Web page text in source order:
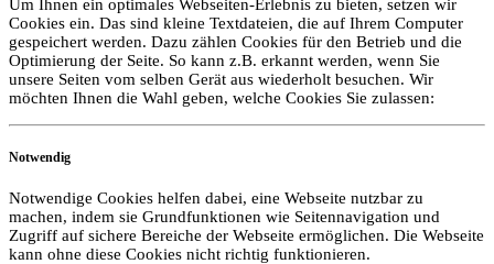
Um Ihnen ein optimales Webseiten-Erlebnis zu bieten, setzen wir
Cookies ein. Das sind kleine Textdateien, die auf Ihrem Computer
gespeichert werden. Dazu zählen Cookies für den Betrieb und die
Optimierung der Seite. So kann z.B. erkannt werden, wenn Sie
unsere Seiten vom selben Gerät aus wiederholt besuchen. Wir
möchten Ihnen die Wahl geben, welche Cookies Sie zulassen:
Notwendig
Notwendige Cookies helfen dabei, eine Webseite nutzbar zu
machen, indem sie Grundfunktionen wie Seitennavigation und
Zugriff auf sichere Bereiche der Webseite ermöglichen. Die Webseite
kann ohne diese Cookies nicht richtig funktionieren.